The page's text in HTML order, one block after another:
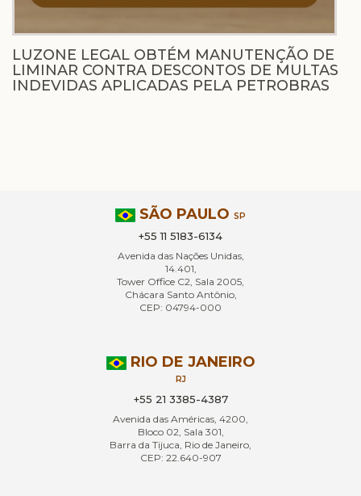
LUZONE LEGAL OBTÉM MANUTENÇÃO DE
LIMINAR CONTRA DESCONTOS DE MULTAS
INDEVIDAS APLICADAS PELA PETROBRAS
SÃO PAULO SP
+55 11 5183-6134
Avenida das Nações Unidas,
14.401,
Tower Office C2, Sala 2005,
Chácara Santo Antônio,
CEP: 04794-000
RIO DE JANEIRO
RJ
+55 21 3385-4387
Avenida das Américas, 4200,
Bloco 02, Sala 301,
Barra da Tijuca, Rio de Janeiro,
CEP: 22.640-907